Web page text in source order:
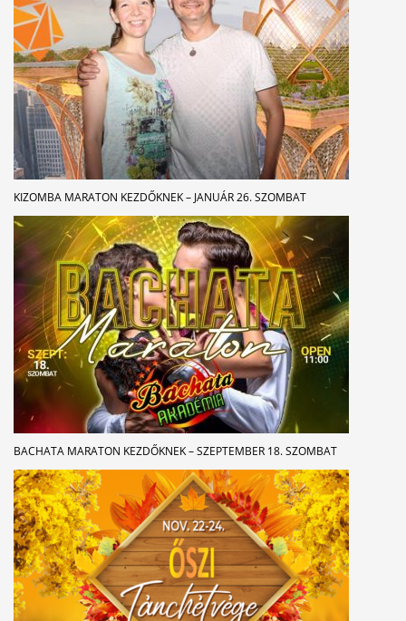
KIZOMBA MARATON KEZDŐKNEK – JANUÁR 26. SZOMBAT
BACHATA MARATON KEZDŐKNEK – SZEPTEMBER 18. SZOMBAT